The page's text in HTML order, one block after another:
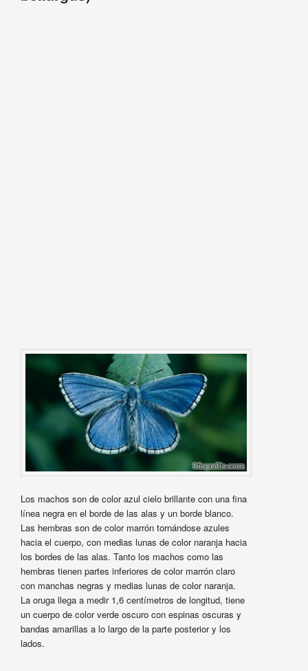
Los machos son de color azul cielo brillante con una fina
línea negra en el borde de las alas y un borde blanco.
Las hembras son de color marrón tornándose azules
hacia el cuerpo, con medias lunas de color naranja hacia
los bordes de las alas. Tanto los machos como las
hembras tienen partes inferiores de color marrón claro
con manchas negras y medias lunas de color naranja.
La oruga llega a medir 1,6 centímetros de longitud, tiene
un cuerpo de color verde oscuro con espinas oscuras y
bandas amarillas a lo largo de la parte posterior y los
lados.